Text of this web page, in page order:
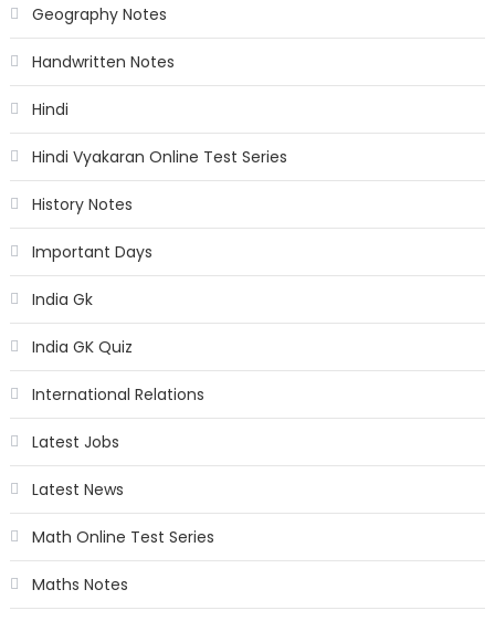
Geography Notes
Handwritten Notes
Hindi
Hindi Vyakaran Online Test Series
History Notes
Important Days
India Gk
India GK Quiz
International Relations
Latest Jobs
Latest News
Math Online Test Series
Maths Notes